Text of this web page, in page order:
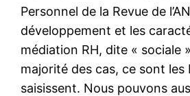
Personnel de la Revue de
développement et les
médiation RH, dite « sociale
majorité des cas, ce sont les
saisissent. Nous pouvons